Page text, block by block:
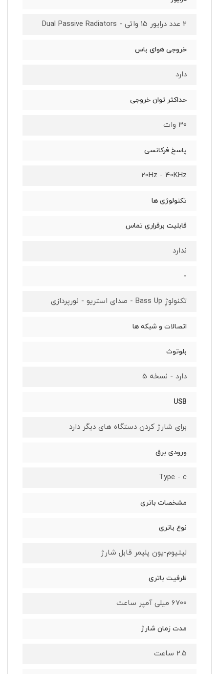
2 عدد درایور 15 واتی - Dual Passive Radiators
خروجی هوای باس
دارد
حداکثر توان خروجی
30 وات
پاسخ فرکانسی
20Hz - 40KHz
تکنولوژی ها
قابلیت برقراری تماس
ندارد
-
تکنولوژِ Bass Up - صدای استریو - نورپردازی
اتصالات و شبکه ها
بلوتوث
دارد - نسخه 5
USB
برای شارژ کردن دستگاه های دیگر دارد
ورودی برق
Type - c
مشخصات باتری
نوع باتری
لیتیوم-یون پلیمر قابل شارژ
ظرفیت باتری
6700 میلی آمپر ساعت
مدت زمان شارژ
2.5 ساعت